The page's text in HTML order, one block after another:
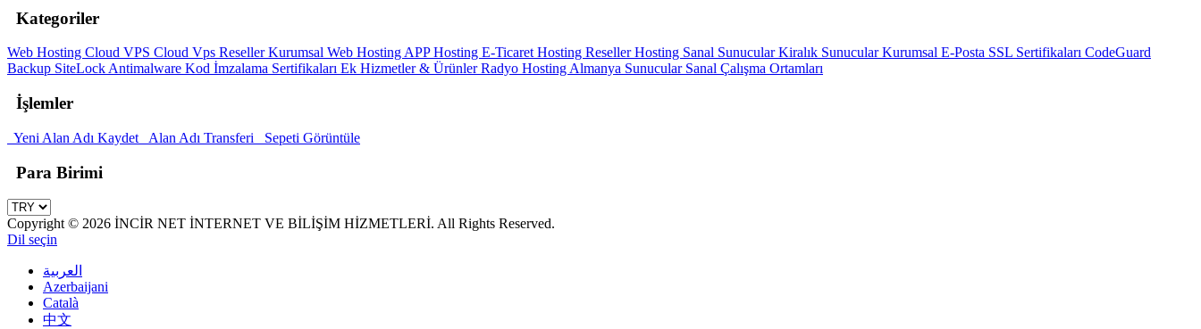
Kategoriler
Web Hosting Cloud VPS Cloud Vps ResellerKurumsal Web HostingAPP Hosting E-Ticaret Hosting Reseller Hosting Sanal SunucularKiralık SunucularKurumsal E-Posta SSL Sertifikaları CodeGuard
Backup SiteLock Antimalware Kod İmzalama Sertifikaları Ek Hizmetler & ÜrünlerRadyo HostingAlmanya Sunucular Sanal Çalışma Ortamları
İşlemler
Yeni Alan Adı Kaydet Alan Adı Transferi Sepeti Görüntüle
Para Birimi
Copyright © 2026 İNCİR NET İNTERNET VE BİLİŞİM HİZMETLERİ. All Rights Reserved.
Dil seçin
العربية
Azerbaijani
Català
中文